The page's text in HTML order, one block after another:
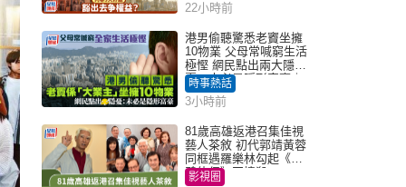
22小時前
港男偷聽驚悉老竇坐擁
10物業 父母常喊窮生活
極慳 網民點出兩大隱
憂：未必是隱形富豪｜
Juicy叮
時事熱話
3小時前
81歲高雄返港召集佳視
藝人茶敘 初代郭靖黃蓉
同框遇羅樂林勾起《神
鵰俠侶》回憶殺
影視圈